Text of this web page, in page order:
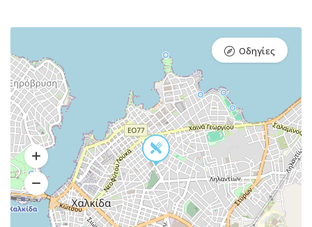
Οδηγίες